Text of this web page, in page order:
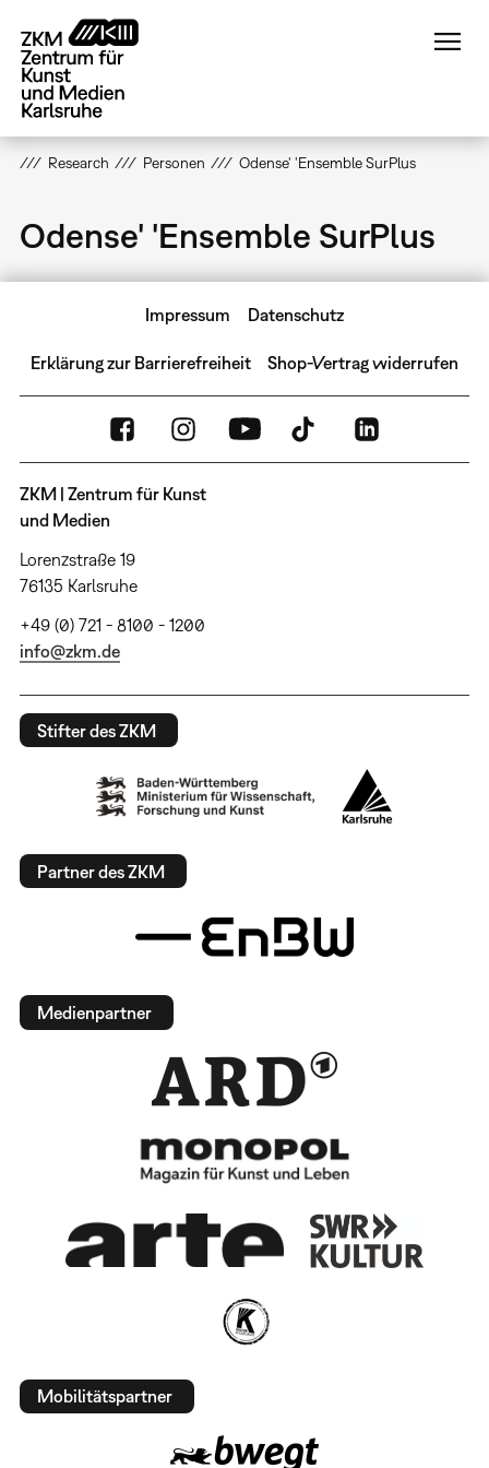
zum
Inhalt
Research Personen Odense' 'Ensemble SurPlus
Odense' 'Ensemble SurPlus
Impressum Datenschutz
Erklärung zur Barrierefreiheit Shop-Vertrag widerrufen
ZKM | Zentrum für Kunst
und Medien
Lorenzstraße 19
76135 Karlsruhe
+49 (0) 721 - 8100 - 1200
info@zkm.de
Stifter des ZKM
Partner des ZKM
Medienpartner
Mobilitätspartner